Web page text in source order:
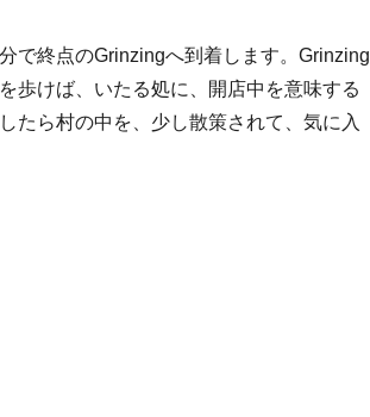
で終点のGrinzingへ到着します。Grinzing
歩けば、いたる処に、開店中を意味する
たら村の中を、少し散策されて、気に入